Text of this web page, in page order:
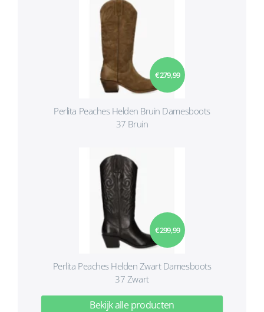
€ 279,99
Perlita Peaches Helden Bruin Damesboots
37 Bruin
€ 299,99
Perlita Peaches Helden Zwart Damesboots
37 Zwart
Bekijk alle producten